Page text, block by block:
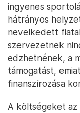
ingyenes
hátrányos
nevelkedett
szervezetnek
edzhetnének, a
támogatást,
finanszírozása
A költségeket